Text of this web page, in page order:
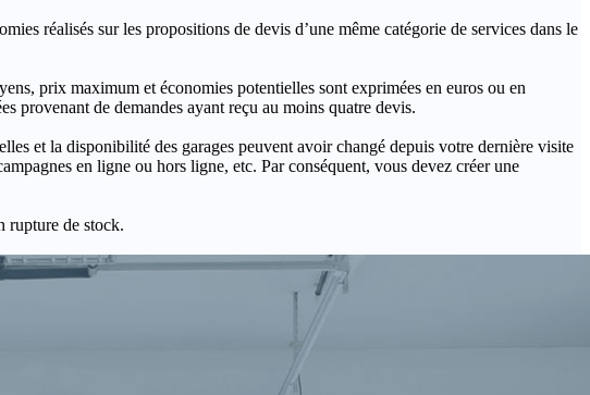
réalisés sur les propositions de devis d’une même catégorie de services dans le
prix maximum et économies potentielles sont exprimées en euros ou en
provenant de demandes ayant reçu au moins quatre devis.
et la disponibilité des garages peuvent avoir changé depuis votre dernière visite
en ligne ou hors ligne, etc. Par conséquent, vous devez créer une
rupture de stock.